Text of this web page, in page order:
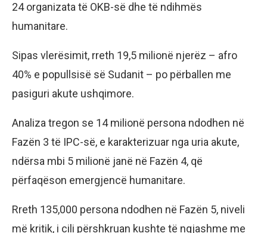
24 organizata të OKB-së dhe të ndihmës
humanitare.
Sipas vlerësimit, rreth 19,5 milionë njerëz – afro
40% e popullsisë së Sudanit – po përballen me
pasiguri akute ushqimore.
Analiza tregon se 14 milionë persona ndodhen në
Fazën 3 të IPC-së, e karakterizuar nga uria akute,
ndërsa mbi 5 milionë janë në Fazën 4, që
përfaqëson emergjencë humanitare.
Rreth 135,000 persona ndodhen në Fazën 5, niveli
më kritik, i cili përshkruan kushte të ngjashme me